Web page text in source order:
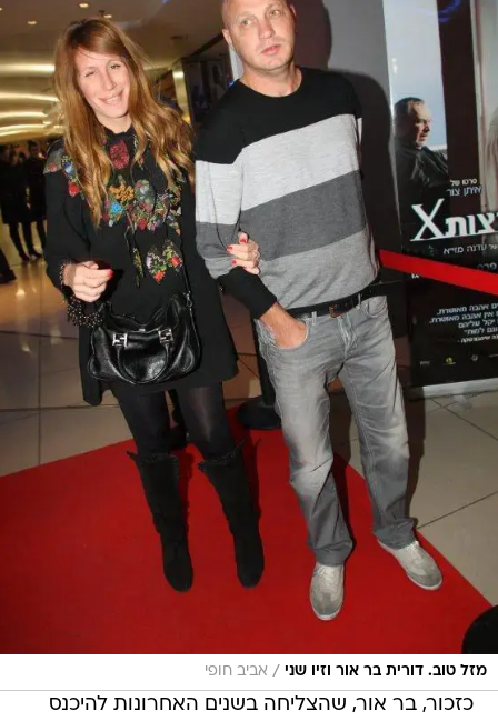
מזל טוב. דורית בר אור וזיו שני / אביב חופי
כזכור, בר אור, שהצליחה בשנים האחרונות להיכנס